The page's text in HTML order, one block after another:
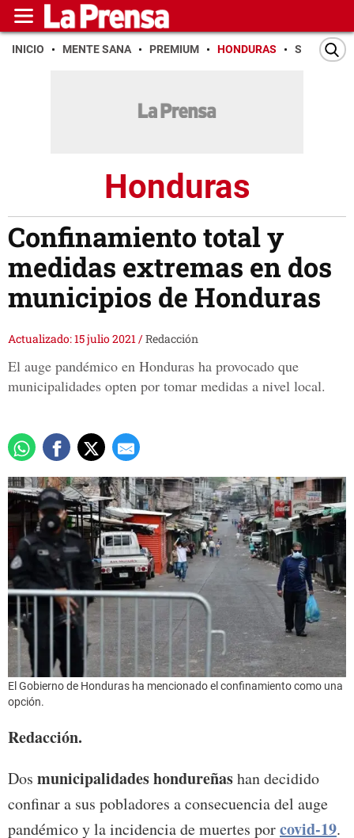
INICIO MENTE SANA PREMIUM HONDURAS SAN PEDRO
Honduras
Confinamiento total y
medidas extremas en dos
municipios de Honduras
Actualizado: 15 julio 2021/Redacción
El auge pandémico en Honduras ha provocado que
municipalidades opten por tomar medidas a nivel local.
El Gobierno de Honduras ha mencionado el confinamiento como una
opción.
Redacción.
Dos municipalidades hondureñashan decidido
confinar a sus pobladores a consecuencia del auge
pandémico y la incidencia de muertes porcovid-19.